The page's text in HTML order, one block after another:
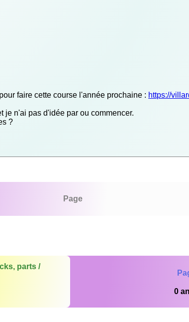
faire cette course l'année prochaine : https://
je n'ai pas d'idée par ou commencer.
?
Page
parts /
0